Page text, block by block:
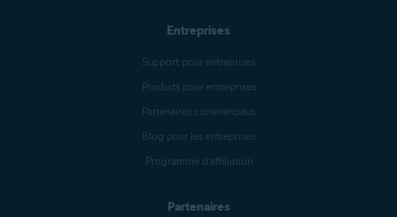
Entreprises
Support pour entreprises
Produits pour entreprises
Partenaires commerciaux
Blog pour les entreprises
Programme d’affiliation
Partenaires